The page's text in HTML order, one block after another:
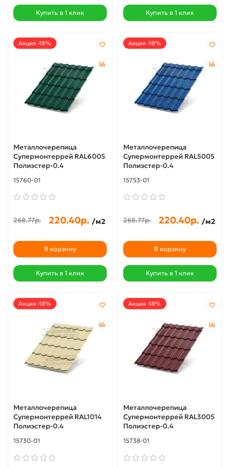
Купить в 1 клик Купить в 1 клик
Акция -18%
Металлочерепица
Супермонтеррей RAL6005
Полиэстер-0.4
15760-01
268.77р. 220.40р. /м2
В корзину
Купить в 1 клик
Акция -18%
Металлочерепица
Супермонтеррей RAL5005
Полиэстер-0.4
15753-01
268.77р. 220.40р. /м2
В корзину
Купить в 1 клик
Акция -18%
Металлочерепица
Супермонтеррей RAL1014
Полиэстер-0.4
15730-01
Акция -18%
Металлочерепица
Супермонтеррей RAL3005
Полиэстер-0.4
15738-01